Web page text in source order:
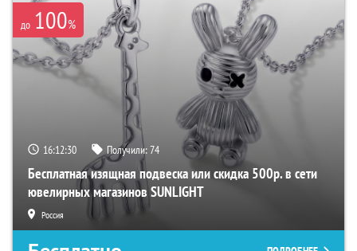
до 100%
16:12:29 Получили:74
Бесплатная изящная подвеска или скидка 500р. в сети
ювелирных магазинов SUNLIGHT
Россия